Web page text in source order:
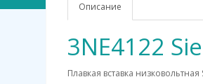
Описание
3NE4122
Плавкая вставка низковольтная